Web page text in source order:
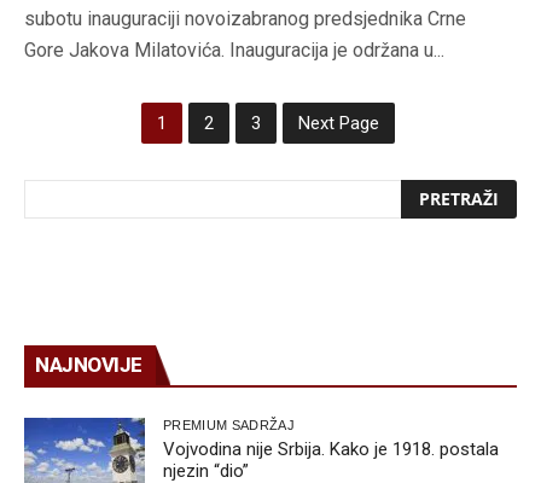
subotu inauguraciji novoizabranog predsjednika Crne
Gore Jakova Milatovića. Inauguracija je održana u...
1 2 3 Next Page
NAJNOVIJE
PREMIUM SADRŽAJ
Vojvodina nije Srbija. Kako je 1918. postala
njezin “dio”